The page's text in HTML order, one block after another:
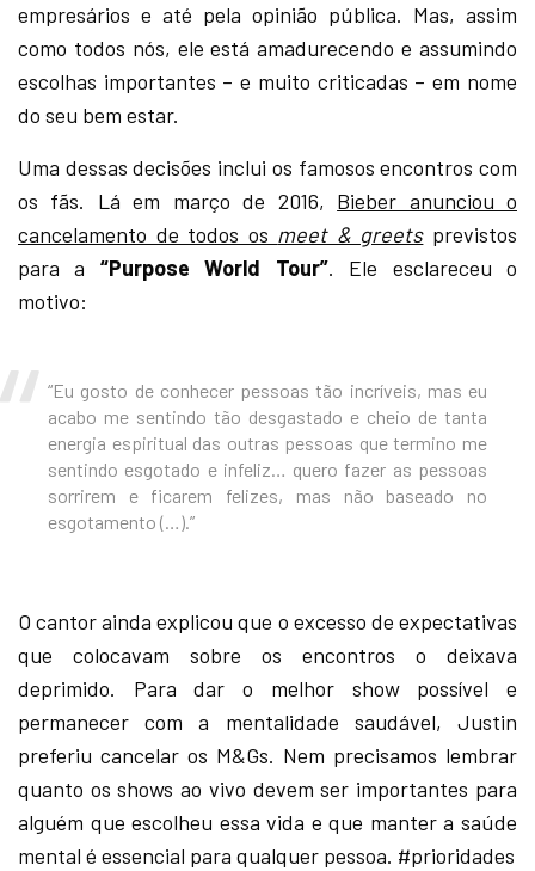
empresários e até pela opinião pública. Mas, assim
como todos nós, ele está amadurecendo e assumindo
escolhas importantes – e muito criticadas – em nome
do seu bem estar.
Uma dessas decisões inclui os famosos encontros com
os fãs. Lá em março de 2016, Bieber anunciou o
cancelamento de todos os meet & greetsprevistos
para a “Purpose World Tour”. Ele esclareceu o
motivo:
“Eu gosto de conhecer pessoas tão incríveis, mas eu
acabo me sentindo tão desgastado e cheio de tanta
energia espiritual das outras pessoas que termino me
sentindo esgotado e infeliz… quero fazer as pessoas
sorrirem e ficarem felizes, mas não baseado no
esgotamento (…).”
O cantor ainda explicou que o excesso de expectativas
que colocavam sobre os encontros o deixava
deprimido. Para dar o melhor show possível e
permanecer com a mentalidade saudável, Justin
preferiu cancelar os M&Gs. Nem precisamos lembrar
quanto os shows ao vivo devem ser importantes para
alguém que escolheu essa vida e que manter a saúde
mental é essencial para qualquer pessoa. #prioridades